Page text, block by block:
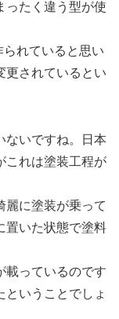
ったく違う型が使
れていると思い
更されているとい
ないですね。日本
これは塗装工程が
麗に塗装が乗って
置いた状態で塗料
載っているのです
いうことでしょ